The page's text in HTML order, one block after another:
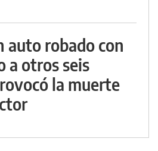
auto robado con
a otros seis
la muerte